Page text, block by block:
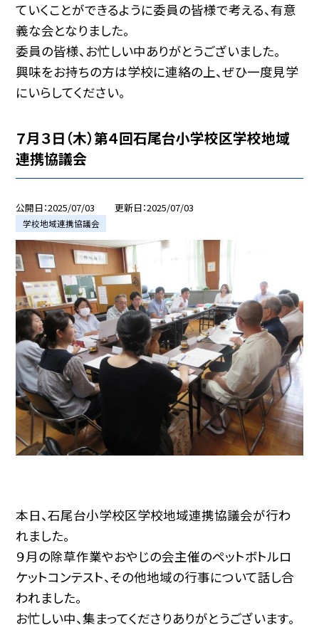
ていくことができるように委員の皆様で考える、有意
義な会となりました。
委員の皆様、お忙しい中ありがとうございました。
興味をお持ちの方は学校に連絡の上、ぜひ一度見学
にいらしてください。
７月３日（木）第４回石尾台小学校区学校地域
連携協議会
公開日 2025/07/03 更新日 2025/07/03
学校地域連携協議会
本日、石尾台小学校区学校地域連携協議会が行わ
れました。
９月の除草作業やおやじの会主催のペットボトルロ
ケットコンテスト、その他地域の行事について話し合
われました。
お忙しい中、集まってくださりありがとうございます。